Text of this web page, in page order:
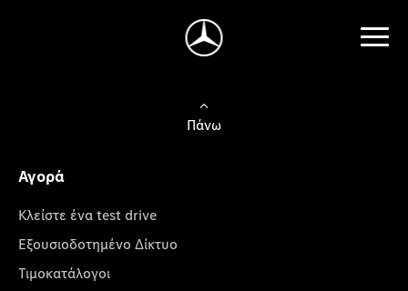
Πάνω
Αγορά
Κλείστε ένα test drive
Εξουσιοδοτημένο Δίκτυο
Τιμοκατάλογοι